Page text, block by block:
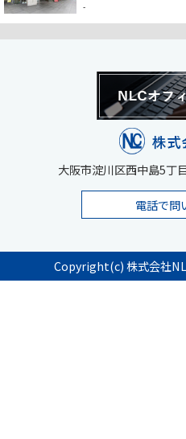
-
大阪市淀川区西中島5丁
電話で問
Copyright(c) 株式会社